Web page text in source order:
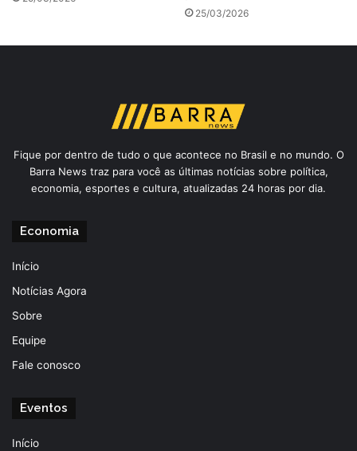
25/03/2026
Fique por dentro de tudo o que acontece no Brasil e no mundo. O
Barra News traz para você as últimas notícias sobre política,
economia, esportes e cultura, atualizadas 24 horas por dia.
Economia
Início
Notícias Agora
Sobre
Equipe
Fale conosco
Eventos
Início